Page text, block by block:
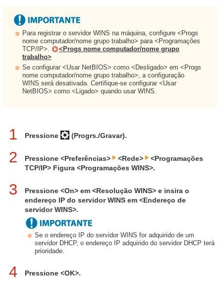
Para registrar o servidor WINS na máquina, configure <Progs
nome computador/nome grupo trabalho> para <Programações
TCP/IP>.
<Progs nome computador/nome grupo
trabalho>
Se configurar <Usar NetBIOS> como <Desligado> em <Progs
nome computador/nome grupo trabalho>, a configuração
WINS será desativada. Certifique-se configurar <Usar
NetBIOS> como <Ligado> quando usar WINS.
1 Pressione (Progrs./Gravar).
2 Pressione <Preferências> <Rede>
<Programações
TCP/IP> Figura <Programações WINS>.
3
Pressione <On> em <Resolução WINS> e insira o
endereço IP do servidor WINS em <Endereço de
servidor WINS>.
Se o endereço IP do servidor WINS for adquirido de um
servidor DHCP, o endereço IP adquirido do servidor DHCP terá
prioridade.
4 Pressione <OK>.